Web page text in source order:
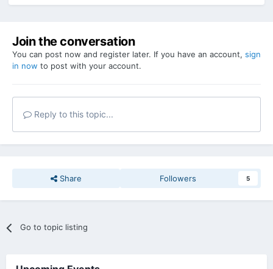
Join the conversation
You can post now and register later. If you have an account, sign
in now to post with your account.
Reply to this topic...
Share Followers 5
Go to topic listing